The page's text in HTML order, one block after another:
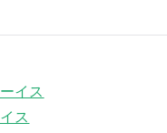
イス
ス